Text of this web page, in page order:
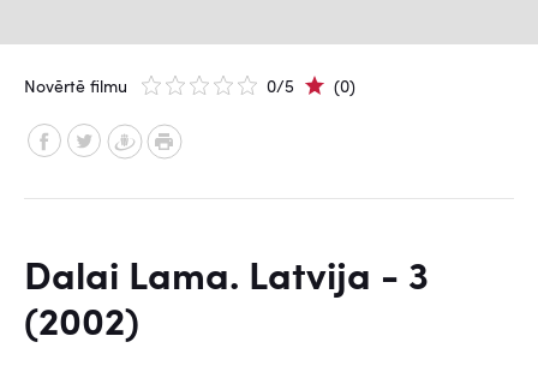
Novērtē filmu 0/5 (0)
Dalai Lama. Latvija - 3
(2002)